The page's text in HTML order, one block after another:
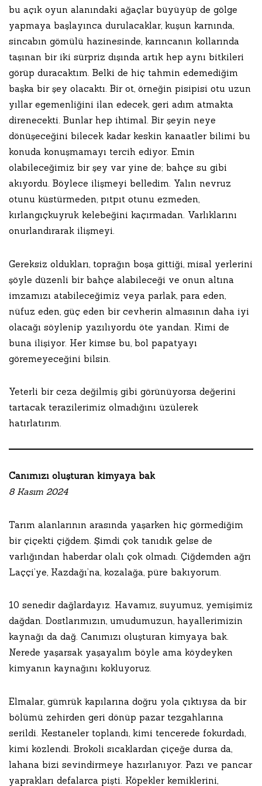
bu açık oyun alanındaki ağaçlar büyüyüp de gölge
yapmaya başlayınca durulacaklar, kuşun karnında,
sincabın gömülü hazinesinde, karıncanın kollarında
taşınan bir iki sürpriz dışında artık hep aynı bitkileri
görüp duracaktım. Belki de hiç tahmin edemediğim
başka bir şey olacaktı. Bir ot, örneğin pisipisi otu uzun
yıllar egemenliğini ilan edecek, geri adım atmakta
direnecekti. Bunlar hep ihtimal. Bir şeyin neye
dönüşeceğini bilecek kadar keskin kanaatler bilimi bu
konuda konuşmamayı tercih ediyor. Emin
olabileceğimiz bir şey var yine de; bahçe su gibi
akıyordu. Böylece ilişmeyi belledim. Yalın nevruz
otunu küstürmeden, pıtpıt otunu ezmeden,
kırlangıçkuyruk kelebeğini kaçırmadan. Varlıklarını
onurlandırarak ilişmeyi.
Gereksiz oldukları, toprağın boşa gittiği, misal yerlerini
şöyle düzenli bir bahçe alabileceği ve onun altına
imzamızı atabileceğimiz veya parlak, para eden,
nüfuz eden, güç eden bir cevherin almasının daha iyi
olacağı söylenip yazılıyordu öte yandan. Kimi de
buna ilişiyor. Her kimse bu, bol papatyayı
göremeyeceğini bilsin.
Yeterli bir ceza değilmiş gibi görünüyorsa değerini
tartacak terazilerimiz olmadığını üzülerek
hatırlatırım.
Canımızı oluşturan kimyaya bak
8 Kasım 2024
Tarım alanlarının arasında yaşarken hiç görmediğim
bir çiçekti çiğdem. Şimdi çok tanıdık gelse de
varlığından haberdar olalı çok olmadı. Çiğdemden ağrı
Laççi’ye, Kazdağı’na, kozalağa, püre bakıyorum.
10 senedir dağlardayız. Havamız, suyumuz, yemişimiz
dağdan. Dostlarımızın, umudumuzun, hayallerimizin
kaynağı da dağ. Canımızı oluşturan kimyaya bak.
Nerede yaşarsak yaşayalım böyle ama köydeyken
kimyanın kaynağını kokluyoruz.
Elmalar, gümrük kapılarına doğru yola çıktıysa da bir
bölümü zehirden geri dönüp pazar tezgahlarına
serildi. Kestaneler toplandı, kimi tencerede fokurdadı,
kimi közlendi. Brokoli sıcaklardan çiçeğe dursa da,
lahana bizi sevindirmeye hazırlanıyor. Pazı ve pancar
yaprakları defalarca pişti. Köpekler kemiklerini,